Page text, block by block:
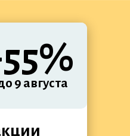
9 августа